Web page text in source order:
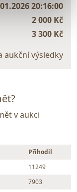
20:16:00
2 000 Kč
3 300 Kč
aukční výsledky
v aukci
Přihodil
11249
7903